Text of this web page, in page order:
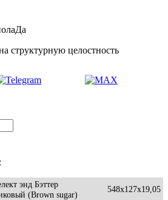
Да
структурную целостность
энд Бэттер
(Brown sugar)
548x127x19,05